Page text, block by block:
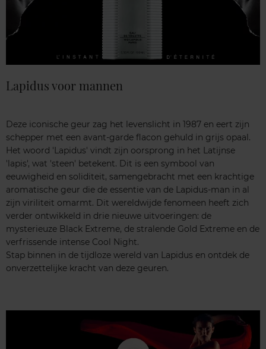
Lapidus voor mannen
Deze iconische geur zag het levenslicht in 1987 en eert zijn
schepper met een avant-garde flacon gehuld in grijs opaal.
Het woord 'Lapidus' vindt zijn oorsprong in het Latijnse
'lapis', wat 'steen' betekent. Dit is een symbool van
eeuwigheid en soliditeit, samengebracht met een krachtige
aromatische geur die de essentie van de Lapidus-man in al
zijn viriliteit omarmt. Dit wereldwijde fenomeen heeft zich
verder ontwikkeld in drie nieuwe uitvoeringen: de
mysterieuze Black Extreme, de stralende Gold Extreme en de
verfrissende intense Cool Night.
Stap binnen in de tijdloze wereld van Lapidus en ontdek de
onverzettelijke kracht van deze geuren.